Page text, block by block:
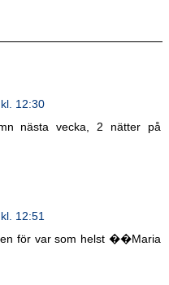
12:30
nästa vecka, 2 nätter på
12:51
för var som helst ��Maria